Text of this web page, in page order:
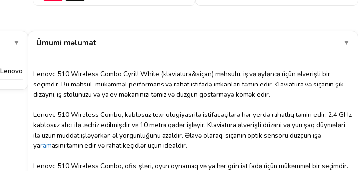
▼
Lenovo
Ümumi məlumat ▼
Lenovo 510 Wireless Combo Cyrill White (klaviatura&siçan) məhsulu, iş və əyləncə üçün əlverişli bir
seçimdir. Bu məhsul, mükəmməl performans və rahat istifadə imkanları təmin edir. Klaviatura və siçanın şık
dizaynı, iş stolunuzu və ya ev məkanınızı təmiz və düzgün göstərməyə kömək edir.
Lenovo 510 Wireless Combo, kablosuz texnologiyası ilə istifadəçilərə hər yerdə rahatlıq təmin edir. 2.4 GHz
kablosuz alıcı ilə təchiz edilmişdir və 10 metrə qədər işləyir. Klaviatura əlverişli düzəni və yumşaq düymələri
ilə uzun müddət işləyərkən əl yorgunluğunu azaldır. Əlavə olaraq, siçanın optik sensoru düzgün işə
yaramasını təmin edir və rahat keçidlər üçün idealdir.
Lenovo 510 Wireless Combo, ofis işləri, oyun oynamaq və ya hər gün istifadə üçün mükəmməl bir seçimdir.